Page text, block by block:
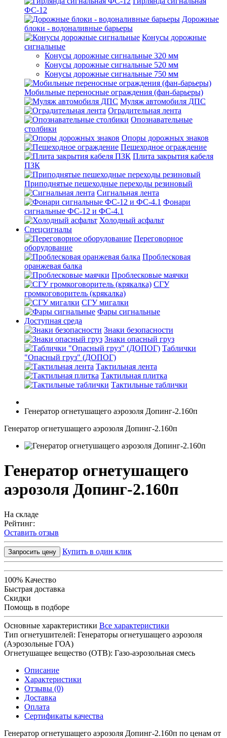
ФС-12
Дорожные
блоки - водоналивные барьеры
Конусы дорожные
сигнальные
Конусы дорожные сигнальные 320 мм
Конусы дорожные сигнальные 520 мм
Конусы дорожные сигнальные 750 мм
Мобильные переносные ограждения (фан-барьеры)
Муляж автомобиля ДПС
Оградительная лента
Опознавательные
столбики
Опоры дорожных знаков
Пешеходное ограждение
Плита закрытия кабеля
ПЗК
Приподнятые пешеходные переходы резиновый
Сигнальная лента
Фонари
сигнальные ФС-12 и ФС-4.1
Холодный асфальт
Спецсигналы
Переговорное
оборудование
Проблесковая
оранжевая балка
Проблесковые маячки
СГУ
громкоговоритель (крякалка)
СГУ мигалки
Фары сигнальные
Доступная среда
Знаки безопасности
Знаки опасный груз
Таблички
"Опасный груз" (ДОПОГ)
Тактильная лента
Тактильная плитка
Тактильные таблички
Генератор огнетушащего аэрозоля Допинг-2.160п
Генератор огнетушащего аэрозоля Допинг-2.160п
Генератор огнетушащего
аэрозоля Допинг-2.160п
На складе
Рейтинг:
Оставить отзыв
Запросить цену Купить в один клик
100% Качество
Быстрая доставка
Скидки
Помощь в подборе
Основные характеристики Все характеристики
Тип огнетушителей: Генераторы огнетушащего аэрозоля
(Аэрозольные ГОА)
Огнетушащее вещество (ОТВ): Газо-аэрозольная смесь
Описание
Характеристики
Отзывы (0)
Доставка
Оплата
Сертификаты качества
Генератор огнетушащего аэрозоля Допинг-2.160п по ценам от